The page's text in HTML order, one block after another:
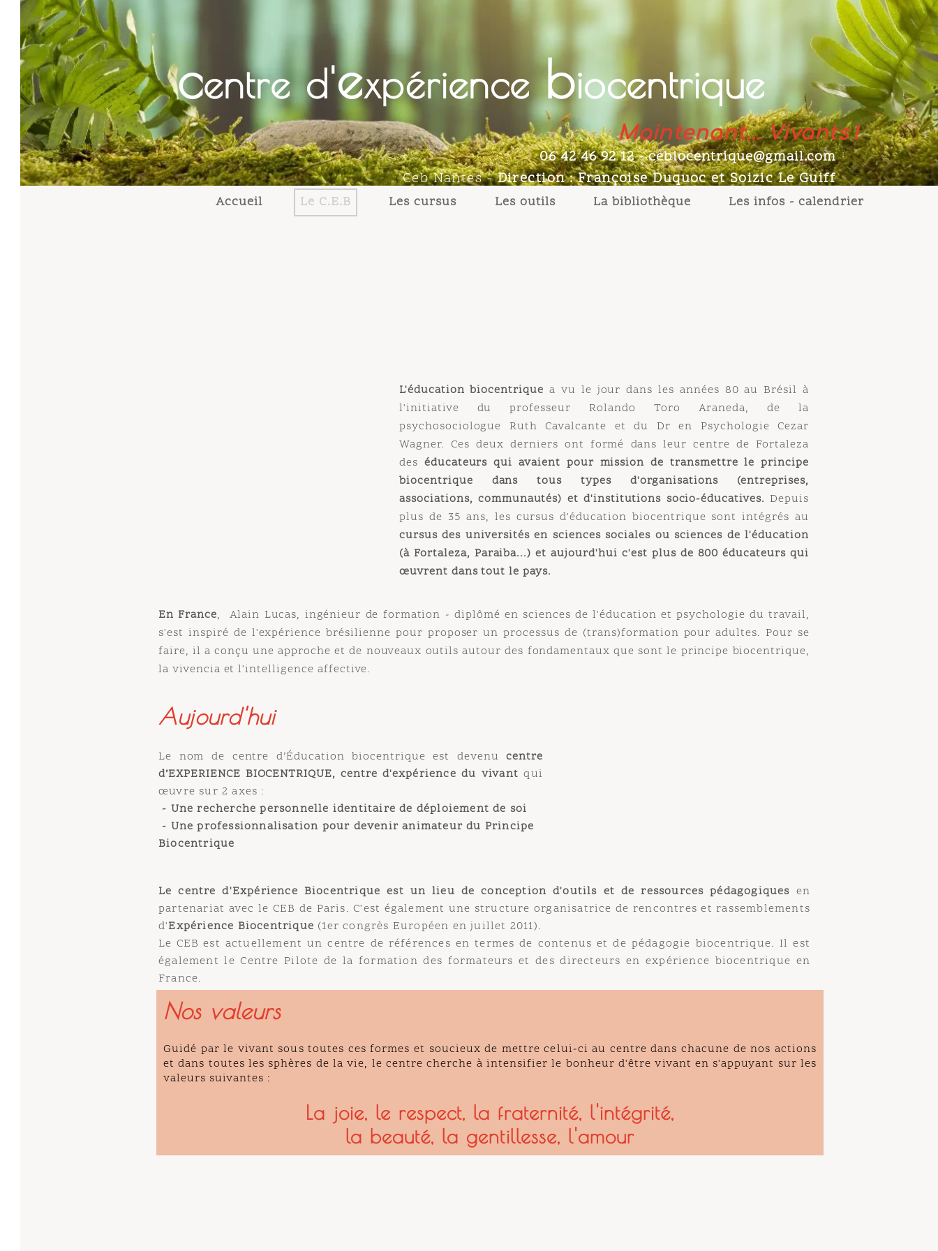
Accueil Le C.E.B Les cursus Les outils La bibliothèque Les infos - calendrier
centre d'expérience biocentrique
Maintenant... Vivants !
06 42 46 92 12 - cebiocentrique@gmail.com
Ceb Nantes-Direction : Françoise Duquoc et Soizic Le Guiff
L'éducation biocentriquea vu le jour dans les années 80 au Brésil à
l'initiative du
professeur Rolando Toro Araneda, de la
psychosociologue Ruth Cavalcante et du Dr en Psychologie Cezar
Wagner. Ces deux derniers ont formé dans leur centre de Fortaleza
éducateurs qui avaient pour mission de transmettre le principe
biocentrique dans tous types d'organisations (entreprises,
associations, communautés) et d'institutions socio-éducatives.Depuis
plus de 35 ans, les cursus d'éducation biocentrique sont intégrés au
cursus des universités en sciences sociales ou sciences de l'éducation
(à Fortaleza, Paraiba...) et aujourd'hui c'est plus de 800 éducateurs qui
œuvrent dans tout le pays.
En France,Alain Lucas, ingénieur de formation - diplômé en sciences de l'éducation et psychologie du travail,
s'est inspiré de l'expérience brésilienne pour proposer un processus de (trans)formation pour adultes. Pour se
faire, il a conçu une approche et de nouveaux outils autour des fondamentaux que sont le principe biocentrique,
la vivencia et l'intelligence affective.
Aujourd'hui
Le nom de centre d’Éducation biocentrique est devenucentre
d’EXPERIENCE BIOCENTRIQUE, centre d'expérience du vivantqui
œuvre sur 2 axes :
ne recherche personnelle identitaire de déploiement de soi
- Une professionnalisation pour devenir animateur du Principe
Biocentrique
Le centre d'Expérience Biocentrique est un lieu de conception d'outils et de ressources pédagogiquesen
partenariat avec le CEB de Paris. C'est également une structure organisatrice de rencontres et rassemblements
Expérience Biocentrique(1er congrès Européen en juillet 2011).
Le CEBest actuellement un centre de références en termes de contenus et de pédagogie biocentrique. Il est
également le Centre Pilote de la formation des formateurs et des directeurs en expérience biocentrique en
France.
Nos valeurs
Guidé par le vivant sous toutes ces formes et soucieux de mettre celui-ci au centre dans chacune de nos actions
et dans toutes les sphères de la vie, le centre cherche à intensifier le bonheur d'être vivant en s'appuyant sur les
valeurs suivantes :
La joie, le respect, la fraternité, l'intégrité,
la beauté, la gentillesse, l'amour